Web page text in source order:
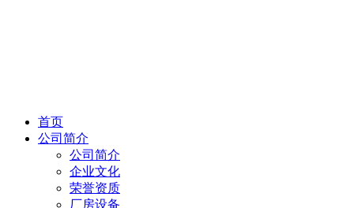
首页
公司简介
公司简介
企业文化
荣誉资质
厂房设备